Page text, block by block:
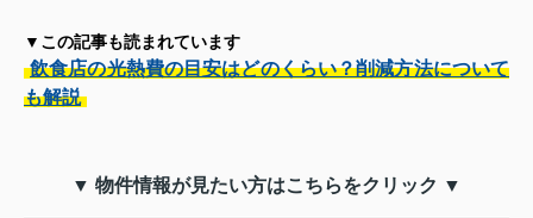
▼この記事も読まれています
飲食店の光熱費の目安はどのくらい？削減方法について
も解説
▼ 物件情報が見たい方はこちらをクリック ▼